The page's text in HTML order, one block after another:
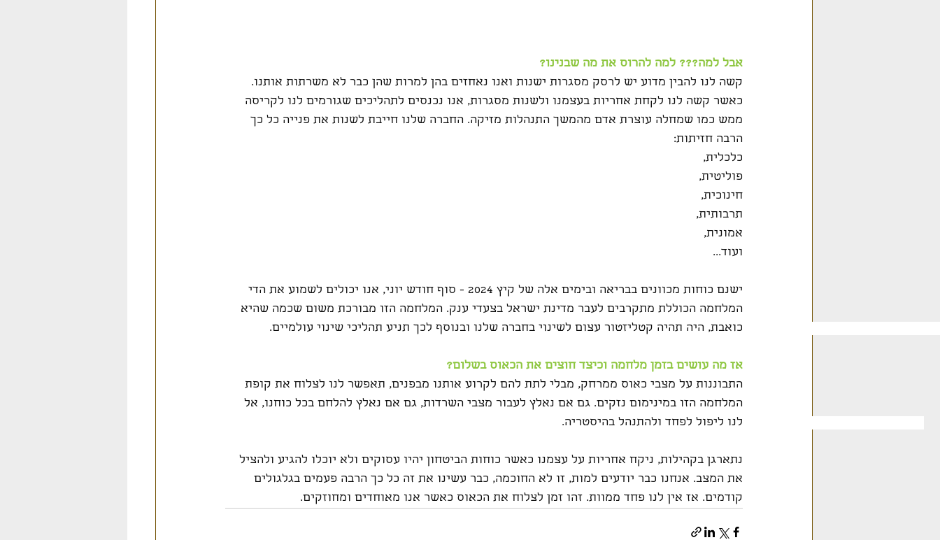
אבל למה??? למה להרוס את מה שבנינו?
קשה לנו להבין מדוע יש לרסק מסגרות ישנות ואנו נאחזים בהן למרות שהן כבר לא משרתות אותנו.
כאשר קשה לנו לקחת אחריות בעצמנו ולשנות מסגרות, אנו נכנסים לתהליכים שגורמים לנו לקריסה
ממש כמו שמחלה עוצרת אדם מהמשך התנהלות מזיקה. החברה שלנו חייבת לשנות את פנייה כל כך
הרבה חזיתות:
כלכלית,
פוליטית,
חינוכית,
תרבותית,
אמונית,
ועוד...
ישנם כוחות מכוונים בבריאה ובימים אלה של קיץ 2024 - סוף חודש יוני, אנו יכולים לשמוע את הדי
המלחמה הכוללת מתקרבים לעבר מדינת ישראל בצעדי ענק. המלחמה הזו מבורכת משום שכמה שהיא
כואבת, היה תהיה קטליזטור עצום לשינוי בחברה שלנו ובנוסף לכך תניע תהליכי שינוי עולמיים.
אז מה עושים בזמן מלחמה וכיצד חוצים את הכאוס בשלום?
התבוננות על מצבי כאוס ממרחק, מבלי לתת להם לקרוע אותנו מבפנים, תאפשר לנו לצלוח את קופת
המלחמה הזו במינימום נזקים. גם אם נאלץ לעבור מצבי השרדות, גם אם נאלץ להלחם בכל כוחנו, אל
לנו ליפול לפחד ולהתנהל בהיסטריה.
נתארגן בקהילות, ניקח אחריות על עצמנו כאשר כוחות הביטחון יהיו עסוקים ולא יוכלו להגיע ולהציל
את המצב. אנחנו כבר יודעים למות, זו לא החוכמה, כבר עשינו את זה כל כך הרבה פעמים בגלגולים
קודמים. אז אין לנו פחד ממוות. זהו זמן לצלוח את הכאוס כאשר אנו מאוחדים ומחוזקים.